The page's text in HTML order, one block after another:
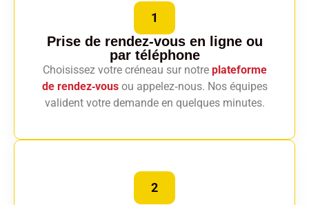
1
Prise de rendez-vous en ligne ou
par téléphone
Choisissez votre créneau sur notre plateforme
de rendez‑vousou appelez‑nous. Nos équipes
valident votre demande en quelques minutes.
2